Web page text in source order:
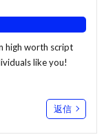
high worth script
like you!
返信